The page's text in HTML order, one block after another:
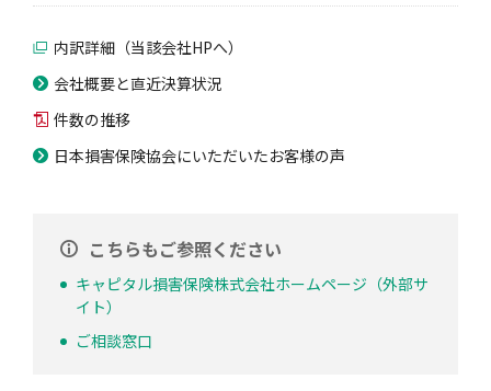
内訳詳細（当該会社HPへ）
会社概要と直近決算状況
件数の推移
日本損害保険協会にいただいたお客様の声
こちらもご参照ください
キャピタル損害保険株式会社ホームページ（外部サ
イト）
ご相談窓口